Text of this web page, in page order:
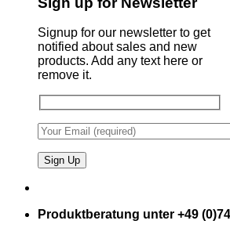
Signup for our newsletter to get
notified about sales and new
products. Add any text here or
remove it.
Produktberatung unter +49